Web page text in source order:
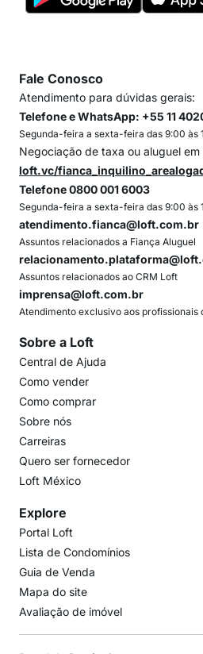
Fale Conosco
Atendimento para dúvidas gerais:
Telefone e WhatsApp: +55 11
Segunda-feira a sexta-feira das 9:00 às
Negociação de taxa ou aluguel em
loft.vc/
Telefone 0800 001 6003
Segunda-feira a sexta-feira das 9:00 às
atendimento.fianca@loft.com.br
Assuntos relacionados a Fiança Aluguel
Assuntos relacionados ao CRM Loft
imprensa@loft.com.br
Atendimento exclusivo aos profissionais
Sobre a Loft
Central de Ajuda
Como vender
Como comprar
Sobre nós
Carreiras
Quero ser fornecedor
Loft México
Explore
Portal Loft
Lista de Condomínios
Guia de Venda
Mapa do site
Avaliação de imóvel